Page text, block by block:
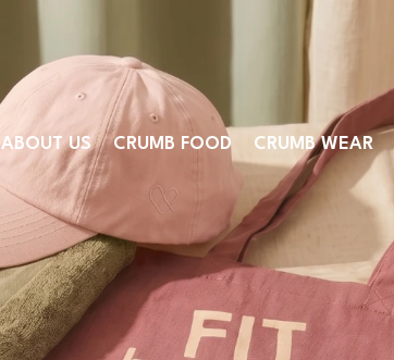
ABOUT US CRUMB FOOD CRUMB WEAR